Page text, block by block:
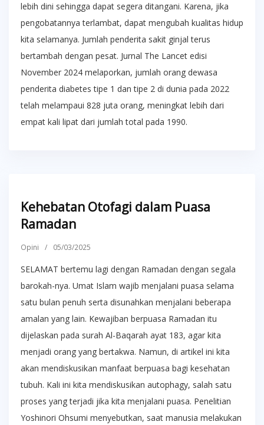
lebih dini sehingga dapat segera ditangani. Karena, jika
pengobatannya terlambat, dapat mengubah kualitas hidup
kita selamanya. Jumlah penderita sakit ginjal terus
bertambah dengan pesat. Jurnal The Lancet edisi
November 2024 melaporkan, jumlah orang dewasa
penderita diabetes tipe 1 dan tipe 2 di dunia pada 2022
telah melampaui 828 juta orang, meningkat lebih dari
empat kali lipat dari jumlah total pada 1990.
Kehebatan Otofagi dalam Puasa
Ramadan
Opini / 05/03/2025
SELAMAT bertemu lagi dengan Ramadan dengan segala
barokah-nya. Umat Islam wajib menjalani puasa selama
satu bulan penuh serta disunahkan menjalani beberapa
amalan yang lain. Kewajiban berpuasa Ramadan itu
dijelaskan pada surah Al-Baqarah ayat 183, agar kita
menjadi orang yang bertakwa. Namun, di artikel ini kita
akan mendiskusikan manfaat berpuasa bagi kesehatan
tubuh. Kali ini kita mendiskusikan autophagy, salah satu
proses yang terjadi jika kita menjalani puasa. Penelitian
Yoshinori Ohsumi menyebutkan, saat manusia melakukan